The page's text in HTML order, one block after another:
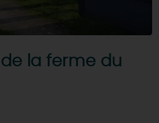
la ferme du